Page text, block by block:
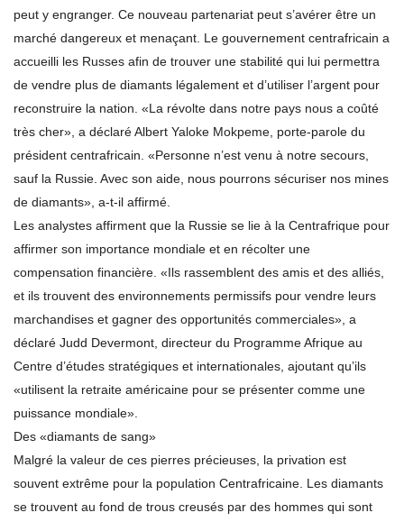
peut y engranger. Ce nouveau partenariat peut s’avérer être un
marché dangereux et menaçant. Le gouvernement centrafricain a
accueilli les Russes afin de trouver une stabilité qui lui permettra
de vendre plus de diamants légalement et d’utiliser l’argent pour
reconstruire la nation. «La révolte dans notre pays nous a coûté
très cher», a déclaré Albert Yaloke Mokpeme, porte-parole du
président centrafricain. «Personne n’est venu à notre secours,
sauf la Russie. Avec son aide, nous pourrons sécuriser nos mines
de diamants», a-t-il affirmé.
Les analystes affirment que la Russie se lie à la Centrafrique pour
affirmer son importance mondiale et en récolter une
compensation financière. «Ils rassemblent des amis et des alliés,
et ils trouvent des environnements permissifs pour vendre leurs
marchandises et gagner des opportunités commerciales», a
déclaré Judd Devermont, directeur du Programme Afrique au
Centre d’études stratégiques et internationales, ajoutant qu’ils
«utilisent la retraite américaine pour se présenter comme une
puissance mondiale».
Des «diamants de sang»
Malgré la valeur de ces pierres précieuses, la privation est
souvent extrême pour la population Centrafricaine. Les diamants
se trouvent au fond de trous creusés par des hommes qui sont